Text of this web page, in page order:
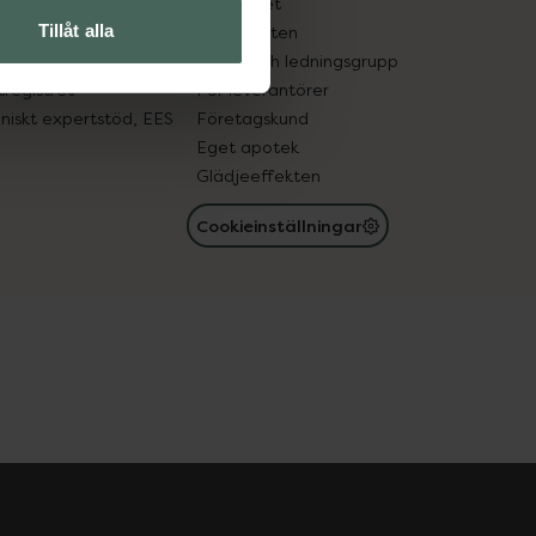
Tillåt alla
in gammal medicin
läkemedel
expertstöd, EES
Samarbeten
Ägare och ledningsgrupp
För leverantörer
Företagskund
Eget apotek
Glädjeeffekten
Cookieinställningar